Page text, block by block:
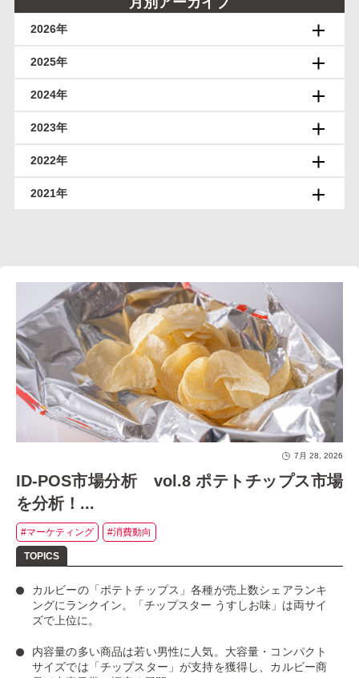
2026年
2025年
2024年
2023年
2022年
2021年
7月 28, 2026
ID-POS市場分析 vol.8 ポテトチップス市場
を分析！...
#マーケティング #消費動向
カルビーの「ポテトチップス」各種が売上数シェアランキ
ングにランクイン。
「チップスター うすしお味」 は両サイ
ズで上位に。
内容量の多い商品は若い男性に人気。大容量・コンパクト
サイズでは「チップスター」が支持を獲得し、カルビー商